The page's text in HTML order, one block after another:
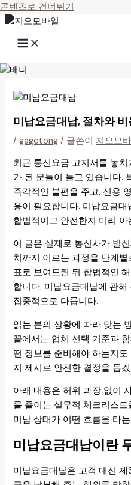
콘텐츠로 건너뛰기
미납요금대납, 절차와
/gagetong / 글쓴이 지오모
최근 통신요금 고지서를 놓
가 된 분들이 늘고 있습니다.
즉각적인 불편을 주고, 신용
응이 필요합니다. 미납요금
합법적이고 안전한지 미리
이 글은 실제로 통신사가 발
치까지 이르는 과정을 단계
표로 보여드린 뒤 합법적인
합니다. 미납요금대납에 관
집중적으로 다룹니다.
읽는 분의 상황에 따라 맞는
끝에서는 업체 선택 기준과
떤 정보를 준비해야 하는지
지 제시로 안전한 결정을 돕
아래 내용은 허위 과장 없이
를 줄이는 실무적 체크리스
미납 상태가 어떤 흐름을 타
미납요금대납이란
미납요금대납은 고객 대신